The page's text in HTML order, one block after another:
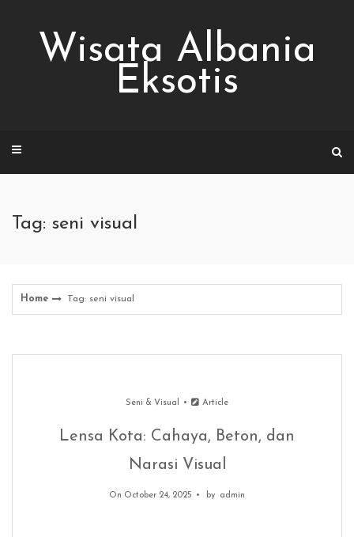
Wisata Albania
Eksotis
Tag: seni visual
Home Tag: seni visual
Seni & Visual Article
Lensa Kota: Cahaya, Beton, dan
Narasi Visual
On October 24, 2025 by admin